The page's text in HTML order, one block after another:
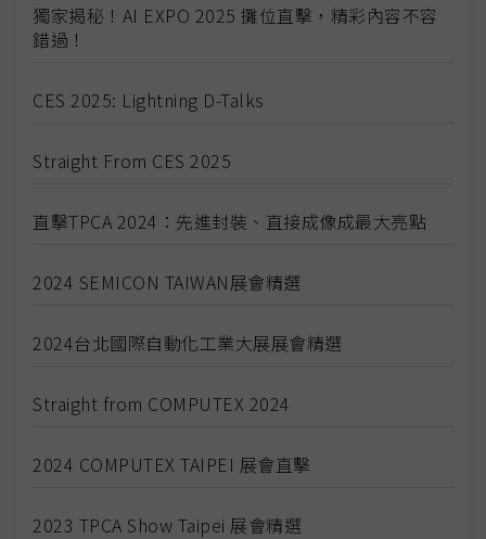
獨家揭秘！AI EXPO 2025 攤位直擊，精彩內容不容
錯過！
CES 2025: Lightning D-Talks
Straight From CES 2025
直擊TPCA 2024：先進封裝、直接成像成最大亮點
2024 SEMICON TAIWAN展會精選
2024台北國際自動化工業大展展會精選
Straight from COMPUTEX 2024
2024 COMPUTEX TAIPEI 展會直擊
2023 TPCA Show Taipei 展會精選